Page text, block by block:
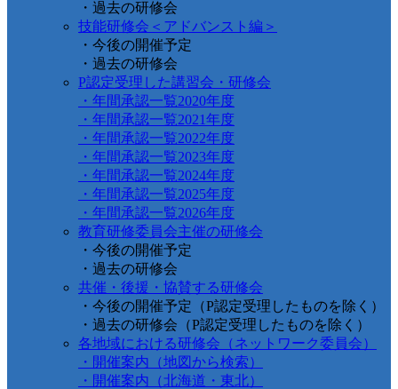
・過去の研修会
技能研修会＜アドバンスト編＞
・今後の開催予定
・過去の研修会
P認定受理した講習会・研修会
・年間承認一覧2020年度
・年間承認一覧2021年度
・年間承認一覧2022年度
・年間承認一覧2023年度
・年間承認一覧2024年度
・年間承認一覧2025年度
・年間承認一覧2026年度
教育研修委員会主催の研修会
・今後の開催予定
・過去の研修会
共催・後援・協賛する研修会
・今後の開催予定（P認定受理したものを除く）
・過去の研修会（P認定受理したものを除く）
各地域における研修会（ネットワーク委員会）
・開催案内（地図から検索）
・開催案内（北海道・東北）